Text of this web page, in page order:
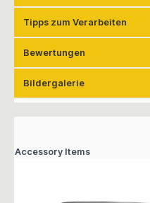
Tipps zum Verarbeiten
Bewertungen
Bildergalerie
Accessory Items